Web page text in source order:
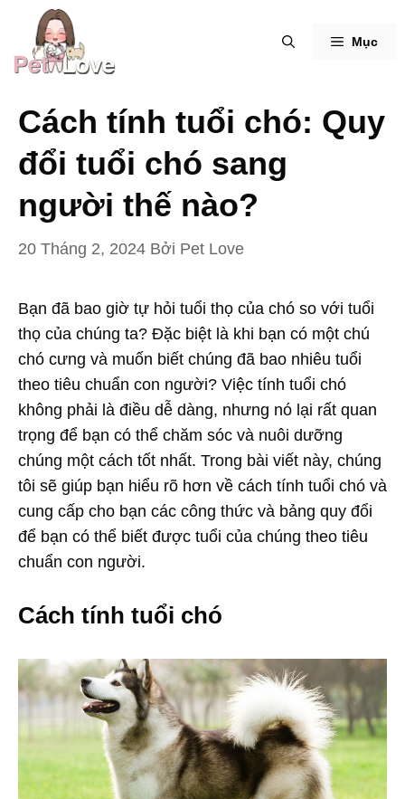
Chuyển
nội
Mục
Cách tính tuổi chó: Quy
đổi tuổi chó sang
người thế nào?
20 Tháng 2, 2024 Bởi Pet Love
Bạn đã bao giờ tự hỏi tuổi thọ của chó so với tuổi
thọ của chúng ta? Đặc biệt là khi bạn có một chú
chó cưng và muốn biết chúng đã bao nhiêu tuổi
theo tiêu chuẩn con người? Việc tính tuổi chó
không phải là điều dễ dàng, nhưng nó lại rất quan
trọng để bạn có thể chăm sóc và nuôi dưỡng
chúng một cách tốt nhất. Trong bài viết này, chúng
tôi sẽ giúp bạn hiểu rõ hơn về cách tính tuổi chó và
cung cấp cho bạn các công thức và bảng quy đổi
để bạn có thể biết được tuổi của chúng theo tiêu
chuẩn con người.
Cách tính tuổi chó